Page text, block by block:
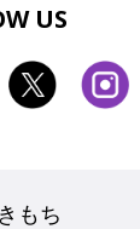
US
もち